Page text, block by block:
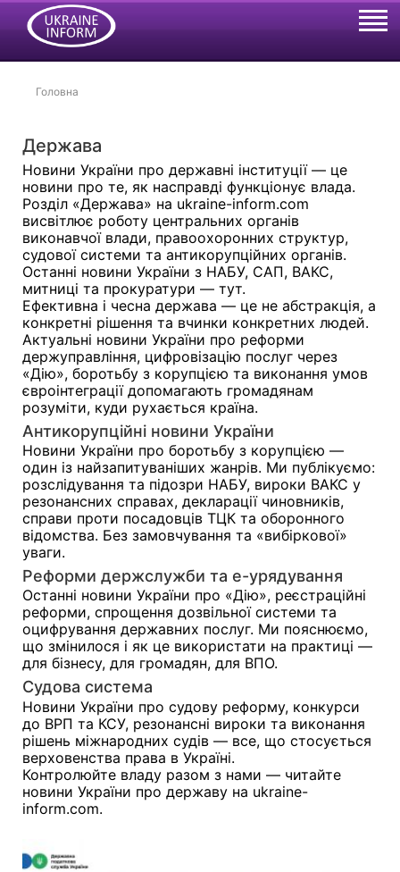
Головна
Держава
Новини України про державні інституції — це
новини про те, як насправді функціонує влада.
Розділ «Держава» на ukraine-inform.com
висвітлює роботу центральних органів
виконавчої влади, правоохоронних структур,
судової системи та антикорупційних органів.
Останні новини України з НАБУ, САП, ВАКС,
митниці та прокуратури — тут.
Ефективна і чесна держава — це не абстракція, а
конкретні рішення та вчинки конкретних людей.
Актуальні новини України про реформи
держуправління, цифровізацію послуг через
«Дію», боротьбу з корупцією та виконання умов
євроінтеграції допомагають громадянам
розуміти, куди рухається країна.
Антикорупційні новини України
Новини України про боротьбу з корупцією —
один із найзапитуваніших жанрів. Ми публікуємо:
розслідування та підозри НАБУ, вироки ВАКС у
резонансних справах, декларації чиновників,
справи проти посадовців ТЦК та оборонного
відомства. Без замовчування та «вибіркової»
уваги.
Реформи держслужби та е-урядування
Останні новини України про «Дію», реєстраційні
реформи, спрощення дозвільної системи та
оцифрування державних послуг. Ми пояснюємо,
що змінилося і як це використати на практиці —
для бізнесу, для громадян, для ВПО.
Судова система
Новини України про судову реформу, конкурси
до ВРП та КСУ, резонансні вироки та виконання
рішень міжнародних судів — все, що стосується
верховенства права в Україні.
Контролюйте владу разом з нами — читайте
новини України про державу на ukraine-
inform.com.